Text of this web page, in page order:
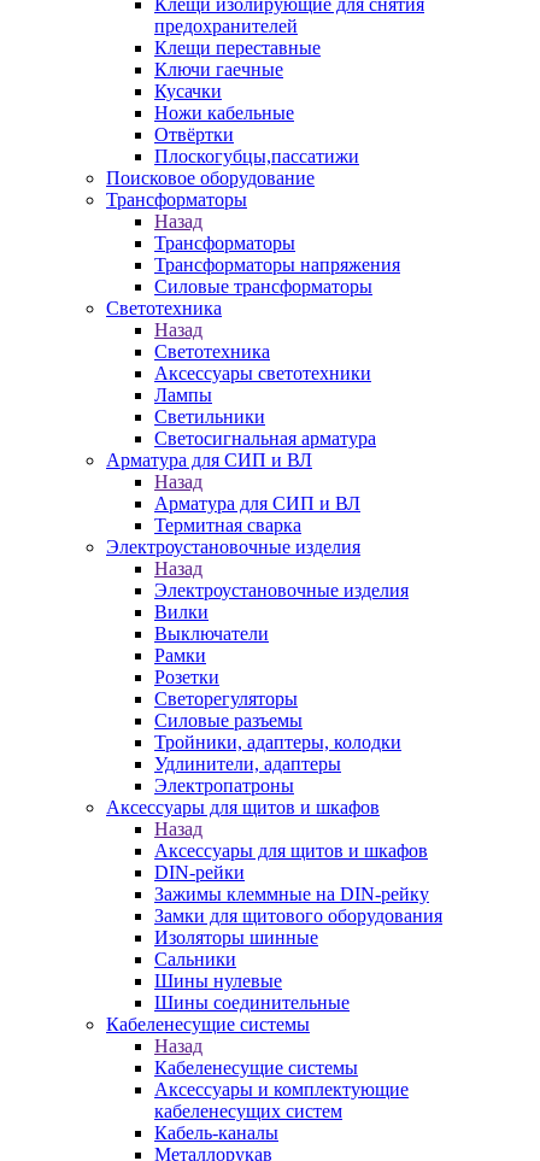
Клещи изолирующие для снятия
предохранителей
Клещи переставные
Ключи гаечные
Кусачки
Ножи кабельные
Отвёртки
Плоскогубцы,пассатижи
Поисковое оборудование
Трансформаторы
Назад
Трансформаторы
Трансформаторы напряжения
Силовые трансформаторы
Светотехника
Назад
Светотехника
Аксессуары светотехники
Лампы
Светильники
Светосигнальная арматура
Арматура для СИП и ВЛ
Назад
Арматура для СИП и ВЛ
Термитная сварка
Электроустановочные изделия
Назад
Электроустановочные изделия
Вилки
Выключатели
Рамки
Розетки
Светорегуляторы
Силовые разъемы
Тройники, адаптеры, колодки
Удлинители, адаптеры
Электропатроны
Аксессуары для щитов и шкафов
Назад
Аксессуары для щитов и шкафов
DIN-рейки
Зажимы клеммные на DIN-рейку
Замки для щитового оборудования
Изоляторы шинные
Сальники
Шины нулевые
Шины соединительные
Кабеленесущие системы
Назад
Кабеленесущие системы
Аксессуары и комплектующие
кабеленесущих систем
Кабель-каналы
Металлорукав